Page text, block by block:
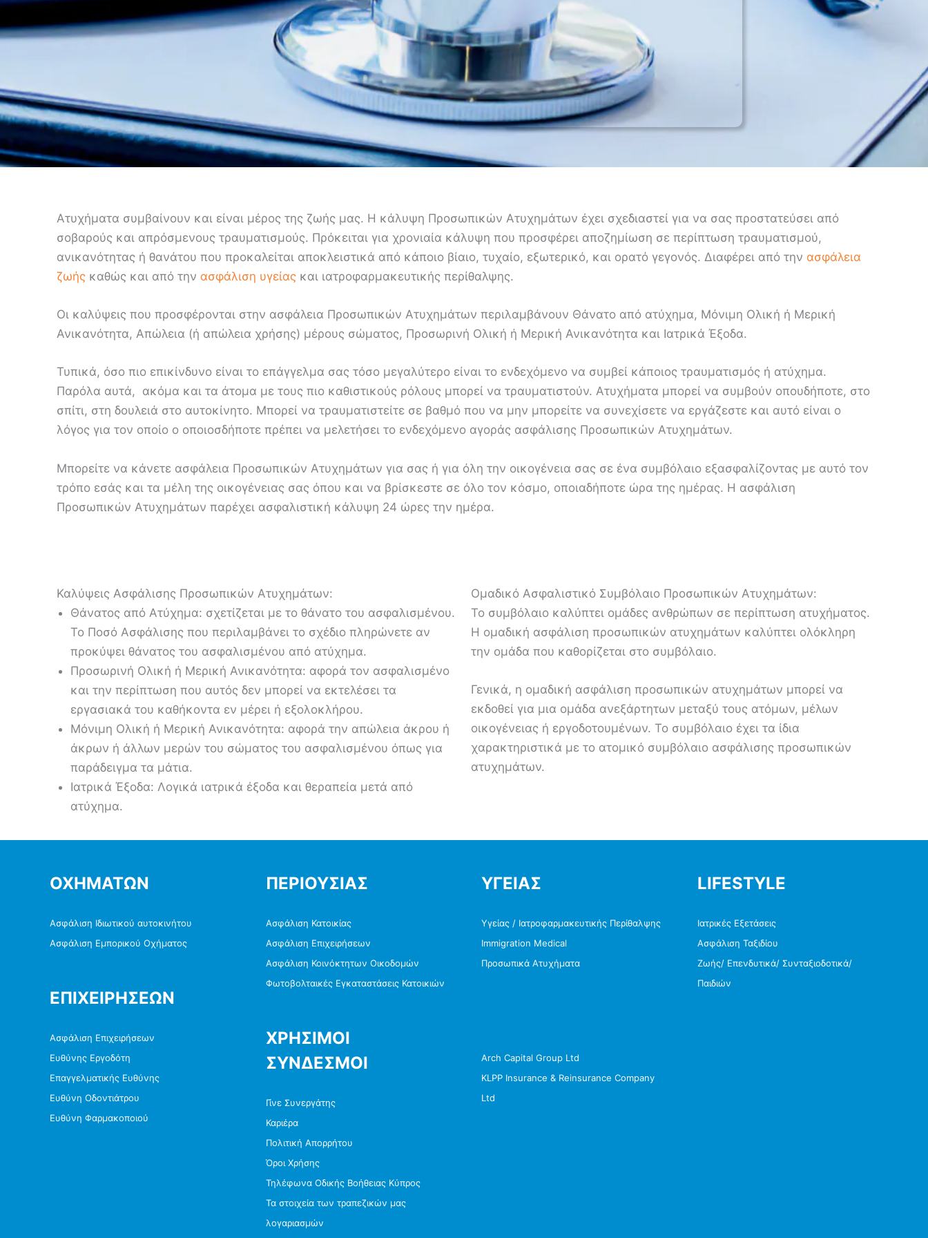
Ατυχήματα συμβαίνουν και είναι μέρος της ζωής μας. Η κάλυψη Προσωπικών Ατυχημάτων έχει σχεδιαστεί για να σας προστατεύσει από
σοβαρούς και απρόσμενους τραυματισμούς. Πρόκειται για χρονιαία κάλυψη που προσφέρει αποζημίωση σε περίπτωση τραυματισμού,
ανικανότητας ή θανάτου που προκαλείται αποκλειστικά από κάποιο βίαιο, τυχαίο, εξωτερικό, και ορατό γεγονός. Διαφέρει από την ασφάλεια
ζωής καθώς και από την ασφάλιση υγείας και ιατροφαρμακευτικής περίθαλψης.
Οι καλύψεις που προσφέρονται στην ασφάλεια Προσωπικών Ατυχημάτων περιλαμβάνουν Θάνατο από ατύχημα, Μόνιμη Ολική ή Μερική
Ανικανότητα, Απώλεια (ή απώλεια χρήσης) μέρους σώματος, Προσωρινή Ολική ή Μερική Ανικανότητα και Ιατρικά Έξοδα.
Τυπικά, όσο πιο επικίνδυνο είναι το επάγγελμα σας τόσο μεγαλύτερο είναι το ενδεχόμενο να συμβεί κάποιος τραυματισμός ή ατύχημα.
Παρόλα αυτά, ακόμα και τα άτομα με τους πιο καθιστικούς ρόλους μπορεί να τραυματιστούν. Ατυχήματα μπορεί να συμβούν οπουδήποτε, στο
σπίτι, στη δουλειά στο αυτοκίνητο. Μπορεί να τραυματιστείτε σε βαθμό που να μην μπορείτε να συνεχίσετε να εργάζεστε και αυτό είναι ο
λόγος για τον οποίο ο οποιοσδήποτε πρέπει να μελετήσει το ενδεχόμενο αγοράς ασφάλισης Προσωπικών Ατυχημάτων.
Μπορείτε να κάνετε ασφάλεια Προσωπικών Ατυχημάτων για σας ή για όλη την οικογένεια σας σε ένα συμβόλαιο εξασφαλίζοντας με αυτό τον
τρόπο εσάς και τα μέλη της οικογένειας σας όπου και να βρίσκεστε σε όλο τον κόσμο, οποιαδήποτε ώρα της ημέρας. Η ασφάλιση
Προσωπικών Ατυχημάτων παρέχει ασφαλιστική κάλυψη 24 ώρες την ημέρα.
Καλύψεις Ασφάλισης Προσωπικών Ατυχημάτων:
Θάνατος από Ατύχημα: σχετίζεται με το θάνατο του ασφαλισμένου.
Το Ποσό Ασφάλισης που περιλαμβάνει το σχέδιο πληρώνετε αν
προκύψει θάνατος του ασφαλισμένου από ατύχημα.
Προσωρινή Ολική ή Μερική Ανικανότητα: αφορά τον ασφαλισμένο
και την περίπτωση που αυτός δεν μπορεί να εκτελέσει τα
εργασιακά του καθήκοντα εν μέρει ή εξολοκλήρου.
Μόνιμη Ολική ή Μερική Ανικανότητα: αφορά την απώλεια άκρου ή
άκρων ή άλλων μερών του σώματος του ασφαλισμένου όπως για
παράδειγμα τα μάτια.
Ιατρικά Έξοδα: Λογικά ιατρικά έξοδα και θεραπεία μετά από
ατύχημα.
Ομαδικό Ασφαλιστικό Συμβόλαιο Προσωπικών Ατυχημάτων:
Το συμβόλαιο καλύπτει ομάδες ανθρώπων σε περίπτωση ατυχήματος.
Η ομαδική ασφάλιση προσωπικών ατυχημάτων καλύπτει ολόκληρη
την ομάδα που καθορίζεται στο συμβόλαιο.
Γενικά, η ομαδική ασφάλιση προσωπικών ατυχημάτων μπορεί να
εκδοθεί για μια ομάδα ανεξάρτητων μεταξύ τους ατόμων, μέλων
οικογένειας ή εργοδοτουμένων. Το συμβόλαιο έχει τα ίδια
χαρακτηριστικά με το ατομικό συμβόλαιο ασφάλισης προσωπικών
ατυχημάτων.
ΟΧΗΜΑΤΩΝ
Ασφάλιση Ιδιωτικού αυτοκινήτου
Ασφάλιση Εμπορικού Οχήματος
ΕΠΙΧΕΙΡΗΣΕΩΝ
Ασφάλιση Επιχειρήσεων
Ευθύνης Εργοδότη
Επαγγελματικής Ευθύνης
Ευθύνη Οδοντιάτρου
Ευθύνη Φαρμακοποιού
ΠΕΡΙΟΥΣΙΑΣ
Ασφάλιση Κατοικίας
Ασφάλιση Επιχειρήσεων
Ασφάλιση Κοινόκτητων Οικοδομών
Φωτοβολταικές Εγκαταστάσεις Κατοικιών
ΧΡΗΣΙΜΟΙ
ΣΥΝΔΕΣΜΟΙ
Γίνε Συνεργάτης
Καριέρα
Πολιτική Απορρήτου
Όροι Χρήσης
Τηλέφωνα Οδικής Βοήθειας Κύπρος
Τα στοιχεία των τραπεζικών μας
λογαριασμών
ΥΓΕΙΑΣ
Υγείας / Ιατροφαρμακευτικής Περίθαλψης
Immigration Medical
Προσωπικά Ατυχήματα
Arch Capital Group Ltd
KLPP Insurance & Reinsurance Company
Ltd
LIFESTYLE
Ιατρικές Εξετάσεις
Ασφάλιση Ταξιδίου
Ζωής/ Επενδυτικά/ Συνταξιοδοτικά/
Παιδιών